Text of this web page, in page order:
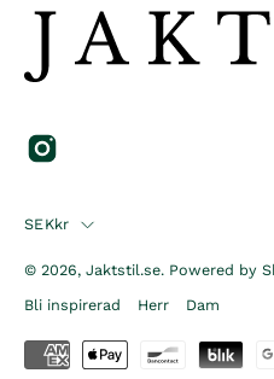
Country
SEKkr
© 2026, Jaktstil.se. Powered by
Bli inspirerad
Herr Dam